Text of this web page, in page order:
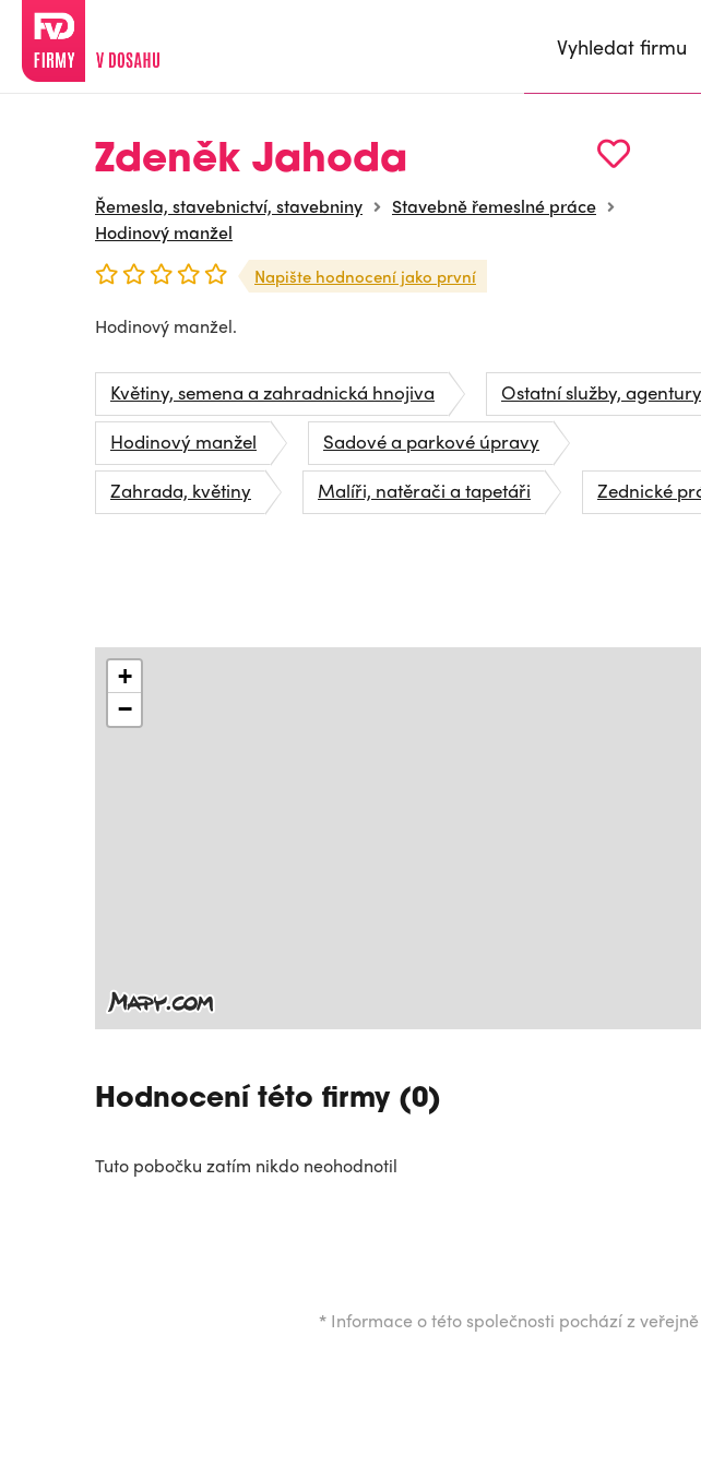
Vyhledat firmu
Zdeněk Jahoda
Řemesla, stavebnictví, stavebniny
Stavebně řemeslné práce
Hodinový manžel
Napište hodnocení jako první
Hodinový manžel.
Květiny, semena a zahradnická hnojiva
Ostatní služby, agentury
Hodinový manžel
Sadové a parkové úpravy
Zahrada, květiny
Malíři, natěrači a tapetáři Zednické
+
−
Hodnocení této firmy (0)
Tuto pobočku zatím nikdo neohodnotil
* Informace o této společnosti pochází z